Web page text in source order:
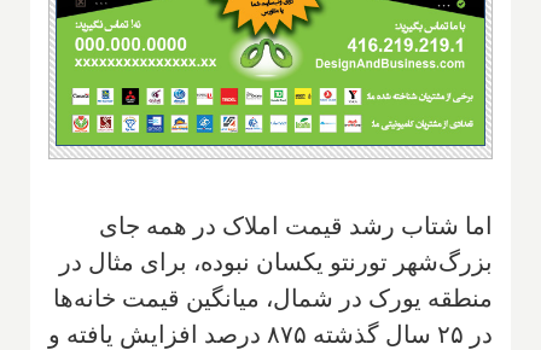
اما شتاب رشد قیمت املاک در همه جای
بزرگ‌شهر تورنتو یکسان نبوده، برای مثال در
منطقه یورک در شمال، میانگین قیمت خانه‌ها
در ۲۵ سال گذشته ۸۷۵ درصد افزایش یافته و